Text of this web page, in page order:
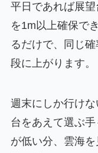
平日であれば展
を1m以上確保で
るだけで、同じ
段に上がります。
週末にしか行け
台をあえて選ぶ
が低い分、雲海